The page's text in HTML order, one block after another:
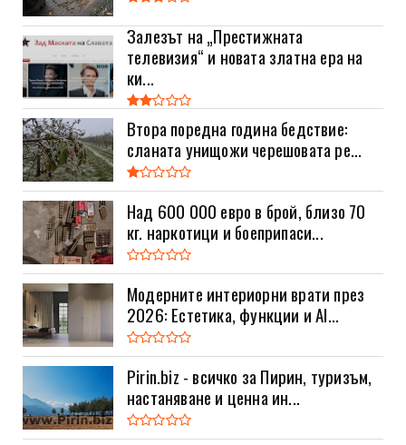
Залезът на „Престижната
телевизия“ и новата златна ера на
ки...
Втора поредна година бедствие:
сланата унищожи черешовата ре...
Над 600 000 евро в брой, близо 70
кг. наркотици и боеприпаси...
Модерните интериорни врати през
2026: Естетика, функции и AI...
Pirin.biz - всичко за Пирин, туризъм,
настаняване и ценна ин...